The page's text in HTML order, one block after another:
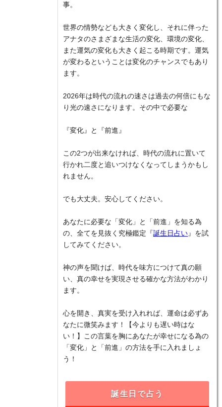
事。
世界の情勢なども大きく変化し、それに伴った
アナタのさまざまな生活の変化、環境の変化、
また運気の変化も大きく起こる時期です。運気
が変わるということは変化のチャンスでもあり
ます。
2026年は時代の流れの速さは過去の何倍にもな
り光の速さになります。その中で必要な
『変化』と『前進』
この2つが出来なければ、時代の流れに置いて
行かれ二度と追いつけなくなってしまうかもし
れません。
でも大丈夫。安心してください。
あなたに必要な「変化」と「前進」を知る為
の、全てを見抜く究極鑑定『誕生日占い 』を試
してみてください。
神の声を聞けば、時代を味方につけて真の願
い、真の幸せを実現させる確かな方法がわかり
ます。
心を開き、真実を受け入れれば、運命は必ずあ
なたに微笑みます！【今よりも遅い時はな
い！】この言葉を胸にあなたが幸せになる為の
「変化」と「前進」の方法を手に入れましょ
う！
誕生日で占う